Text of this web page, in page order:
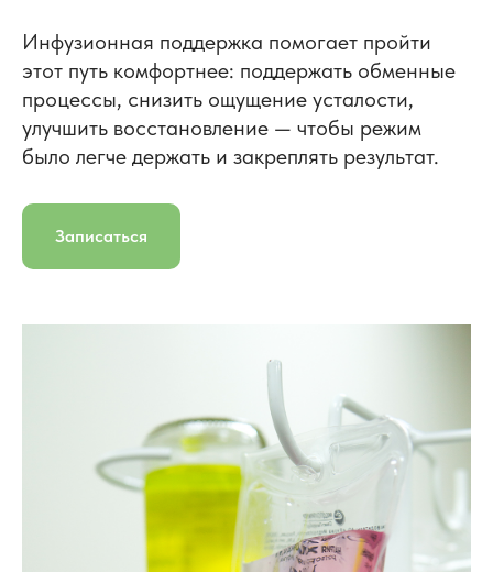
Инфузионная поддержка помогает пройти
этот путь комфортнее: поддержать обменные
процессы, снизить ощущение усталости,
улучшить восстановление — чтобы режим
было легче держать и закреплять результат.
Записаться